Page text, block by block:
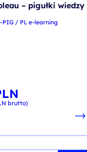
– pigułki wiedzy
PIG / PL e-learning
brutto)